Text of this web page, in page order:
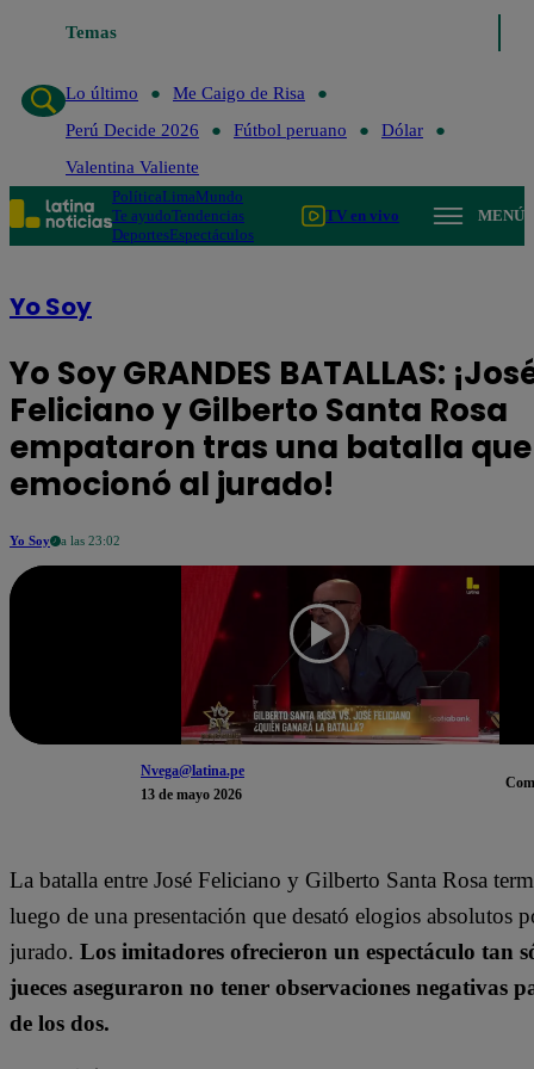
Temas
Lo último
Me Caigo de Risa
Perú Decide 2026
Fútbol peruano
Dólar
Valentina Valiente
PolíticaLimaMundo
Te ayudoTendencias
DeportesEspectáculos
TV en vivo MENÚ
Yo Soy
Yo Soy GRANDES BATALLAS:
Feliciano y Gilberto Santa Rosa
empataron tras una batalla que
emocionó al jurado!
Yo Soy a las 23:02
Nvega@latina.pe
13 de mayo 2026
La batalla entre José Feliciano y Gilberto Santa Rosa
luego de una presentación que desató elogios absolutos
jurado. Los imitadores ofrecieron un espectáculo tan
jueces aseguraron no tener observaciones negativas
de los dos.